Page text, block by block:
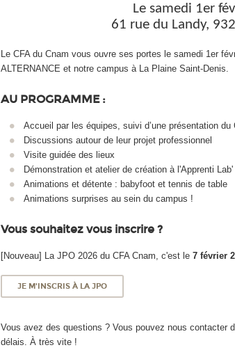
Le samedi 1er
61 rue du Landy,
Le CFA du Cnam vous ouvre ses portes le samedi 1er
ALTERNANCE et notre campus à La Plaine Saint-Denis.
AU PROGRAMME :
Accueil par les équipes, suivi d’une présentation
Discussions autour de leur projet professionnel
Visite guidée des lieux
Démonstration et atelier de création à l'Apprenti Lab'
Animations et détente : babyfoot et tennis de table
Animations surprises au sein du campus !
Vous souhaitez vous inscrire ?
[Nouveau] La JPO 2026 du CFA Cnam, c'est le7 février
JE M'INSCRIS À LA JPO
Vous avez des questions ? Vous pouvez nous contacter
délais. À très vite !